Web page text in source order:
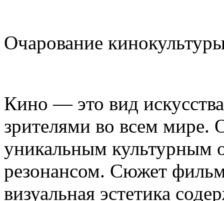
Очарование
Кино — это вид
зрителями во всем мире.
уникальным культурным
резонансом. Сюжет
визуальная эстетика